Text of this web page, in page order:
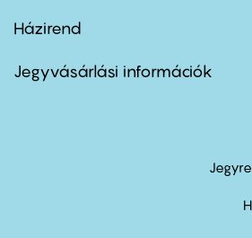
Footer
second
Házirend
Jegyvásárlási információk